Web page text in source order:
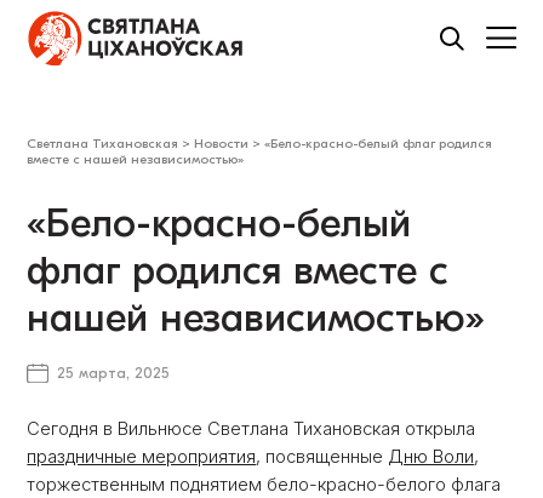
Светлана Тихановская > Новости >«Бело-красно-белый флаг родился
вместе с нашей независимостью»
«Бело-красно-белый
флаг родился вместе с
нашей независимостью»
25 марта, 2025
Сегодня в Вильнюсе Светлана Тихановская открыла
праздничные мероприятия, посвященные Дню Воли,
торжественным поднятием бело-красно-белого флага